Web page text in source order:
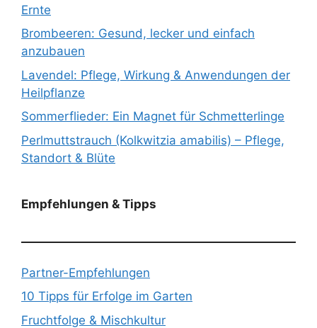
Ernte
Brombeeren: Gesund, lecker und einfach
anzubauen
Lavendel: Pflege, Wirkung & Anwendungen der
Heilpflanze
Sommerflieder: Ein Magnet für Schmetterlinge
Perlmuttstrauch (Kolkwitzia amabilis) – Pflege,
Standort & Blüte
Empfehlungen & Tipps
Partner-Empfehlungen
10 Tipps für Erfolge im Garten
Fruchtfolge & Mischkultur